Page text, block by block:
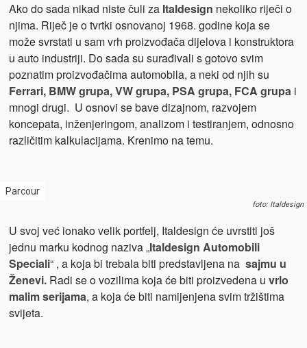
Ako do sada nikad niste čuli za Italdesign nekoliko riječi o
njima. Riječ je o tvrtki osnovanoj 1968. godine koja se
može svrstati u sam vrh proizvođača dijelova i konstruktora
u auto industriji. Do sada su surađivali s gotovo svim
poznatim proizvođačima automobila, a neki od njih su
Ferrari, BMW grupa, VW grupa, PSA grupa, FCA grupai
mnogi drugi. U osnovi se bave dizajnom, razvojem
koncepata, inženjeringom, analizom i testiranjem, odnosno
različitim kalkulacijama. Krenimo na temu.
Parcour
foto: Italdesign
U svoj već ionako velik portfelj, Italdesign će uvrstiti još
jednu marku kodnog naziva „Italdesign Automobili
Speciali“ , a koja bi trebala biti predstavljena na sajmu u
Ženevi.Radi se o vozilima koja će biti proizvedena u vrlo
malim serijama, a koja će biti namijenjena svim tržištima
svijeta.